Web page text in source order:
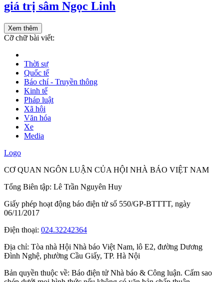
giá trị sâm Ngọc Linh
Xem thêm
Cỡ chữ bài viết:
Thời sự
Quốc tế
Báo chí - Truyền thông
Kinh tế
Pháp luật
Xã hội
Văn hóa
Xe
Media
Logo
CƠ QUAN NGÔN LUẬN CỦA HỘI NHÀ BÁO VIỆT NAM
Tổng Biên tập: Lê Trần Nguyên Huy
Giấy phép hoạt động báo điện tử số 550/GP-BTTTT, ngày
06/11/2017
Điện thoại: 024.32242364
Địa chỉ: Tòa nhà Hội Nhà báo Việt Nam, lô E2, đường Dương
Đình Nghệ, phường Cầu Giấy, TP. Hà Nội
Bản quyền thuộc về: Báo điện tử Nhà báo & Công luận. Cấm sao